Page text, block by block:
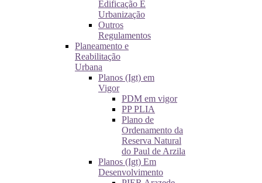
Edificação E
Urbanização
Outros
Regulamentos
Planeamento e
Reabilitação
Urbana
Planos (Igt) em
Vigor
PDM em vigor
PP PLIA
Plano de
Ordenamento da
Reserva Natural
do Paul de Arzila
Planos (Igt) Em
Desenvolvimento